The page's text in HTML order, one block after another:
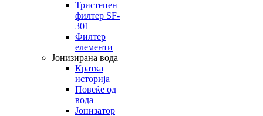
Тристепен
филтер SF-
301
Филтер
елементи
Јонизирана вода
Кратка
историја
Повеќе од
вода
Јонизатор